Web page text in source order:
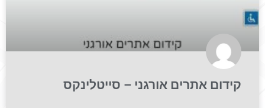
קידום אתרים אורגני – סייטלינקס